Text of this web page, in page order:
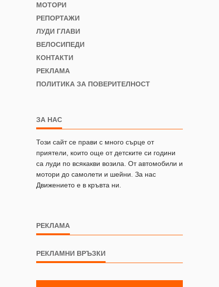
МОТОРИ
РЕПОРТАЖИ
ЛУДИ ГЛАВИ
ВЕЛОСИПЕДИ
КОНТАКТИ
РЕКЛАМА
ПОЛИТИКА ЗА ПОВЕРИТЕЛНОСТ
ЗА НАС
Този сайт се прави с много сърце от
приятели, които още от детските си години
са луди по всякакви возила. От автомобили и
мотори до самолети и шейни. За нас
Движението е в кръвта ни.
РЕКЛАМА
РЕКЛАМНИ ВРЪЗКИ